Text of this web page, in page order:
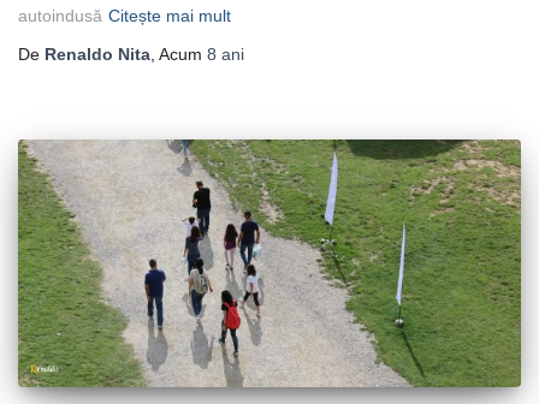
autoindusă Citește mai mult
De Renaldo Nita , Acum 8 ani